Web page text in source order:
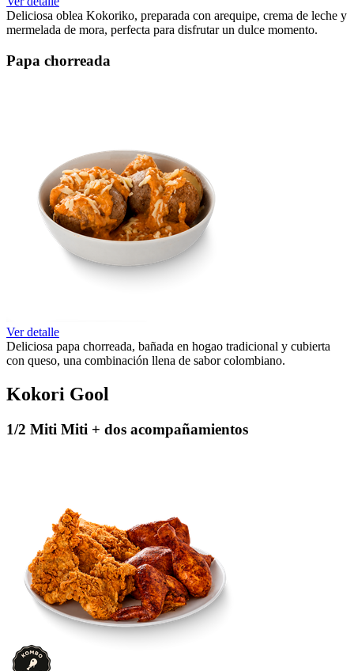
Deliciosa oblea Kokoriko, preparada con arequipe, crema de leche y
mermelada de mora, perfecta para disfrutar un dulce momento.
Papa chorreada
Ver detalle
Deliciosa papa chorreada, bañada en hogao tradicional y cubierta
con queso, una combinación llena de sabor colombiano.
Kokori Gool
1/2 Miti Miti + dos acompañamientos